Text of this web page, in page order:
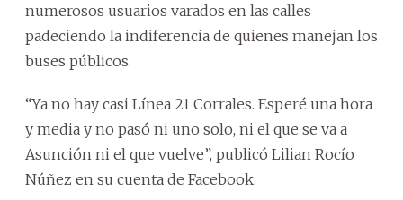
numerosos usuarios varados en las calles
padeciendo la indiferencia de quienes manejan los
buses públicos.
“Ya no hay casi Línea 21 Corrales. Esperé una hora
y media y no pasó ni uno solo, ni el que se va a
Asunción ni el que vuelve”, publicó Lilian Rocío
Núñez en su cuenta de Facebook.